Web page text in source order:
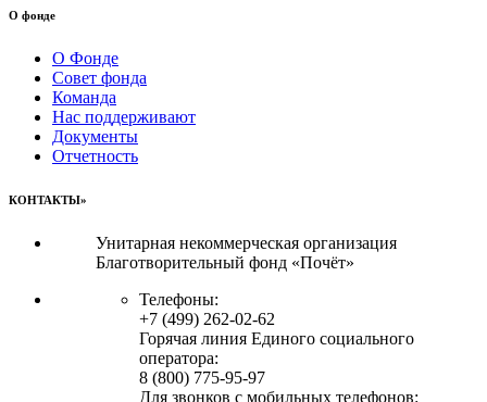
О фонде
О Фонде
Совет фонда
Команда
Нас поддерживают
Документы
Отчетность
КОНТАКТЫ»
Унитарная некоммерческая организация
Благотворительный фонд «Почёт»
Телефоны:
+7 (499) 262-02-62
Горячая линия Единого социального
оператора:
8 (800) 775-95-97
Для звонков с мобильных телефонов: